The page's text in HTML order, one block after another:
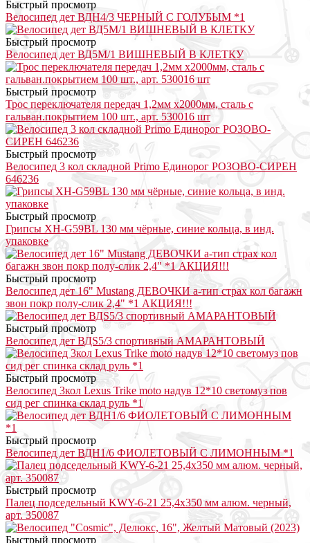
Быстрый просмотр
Велосипед дет ВДН4/3 ЧЕРНЫЙ С ГОЛУБЫМ *1
Быстрый просмотр
Велосипед дет ВД5М/1 ВИШНЕВЫЙ В КЛЕТКУ
Быстрый просмотр
Трос переключателя передач 1,2мм х2000мм, сталь с
гальван.покрытием 100 шт., арт. 530016 шт
Быстрый просмотр
Велосипед 3 кол складной Primo Единорог РОЗОВО-СИРЕН
646236
Быстрый просмотр
Грипсы XH-G59BL 130 мм чёрные, синие кольца, в инд.
упаковке
Быстрый просмотр
Велосипед дет 16" Mustang ДЕВОЧКИ a-тип страх кол багажн
звон покр полу-слик 2,4" *1 АКЦИЯ!!!
Быстрый просмотр
Велосипед дет ВДS5/3 спортивный АМАРАНТОВЫЙ
Быстрый просмотр
Велосипед 3кол Lexus Trike moto надув 12*10 светомуз пов
сид рег спинка склад руль *1
Быстрый просмотр
Велосипед дет ВДН1/6 ФИОЛЕТОВЫЙ С ЛИМОННЫМ *1
Быстрый просмотр
Палец подседельный KWY-6-21 25,4х350 мм алюм. черный,
арт. 350087
Быстрый просмотр